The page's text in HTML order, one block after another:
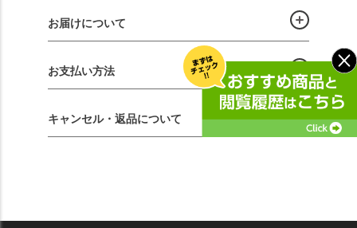
お届けについて
お支払い方法
キャンセル・返品について